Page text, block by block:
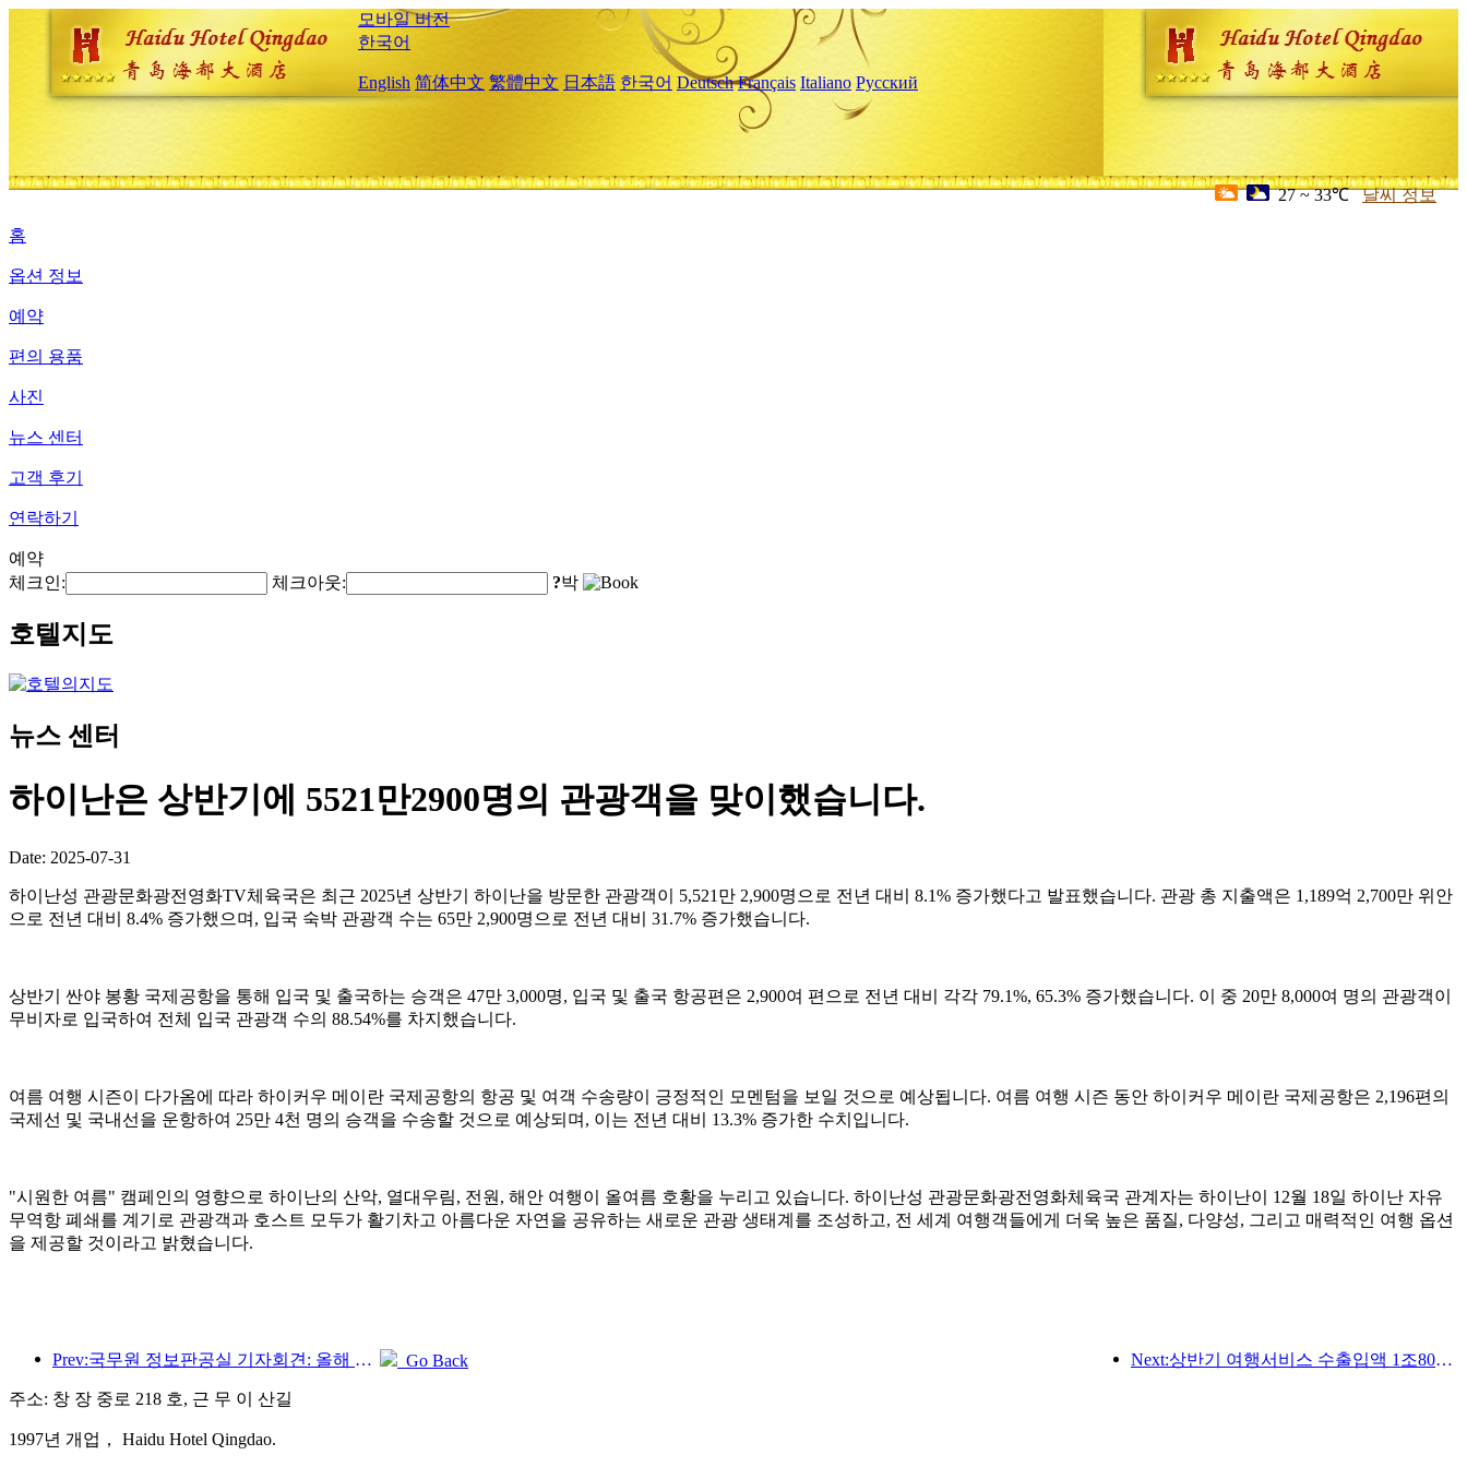
모바일 버전
한국어
English 简体中文 繁體中文 日本語 한국어 Deutsch Français Italiano Русский
27 ~ 33℃ 날씨 정보
홈
옵션 정보
예약
편의 용품
사진
뉴스 센터
고객 후기
연락하기
예약
체크인:
체크아웃: ?박
호텔지도
뉴스 센터
하이난은 상반기에 5521만2900명의 관광객을 맞이했습니다.
Date: 2025-07-31
하이난성 관광문화광전영화TV체육국은 최근 2025년 상반기 하이난을 방문한 관광객이 5,521만 2,900명으로 전년 대비 8.1% 증가했다고 발표했습니다. 관광 총 지출액은 1,189억 2,700만 위안
으로 전년 대비 8.4% 증가했으며, 입국 숙박 관광객 수는 65만 2,900명으로 전년 대비 31.7% 증가했습니다.
상반기 싼야 봉황 국제공항을 통해 입국 및 출국하는 승객은 47만 3,000명, 입국 및 출국 항공편은 2,900여 편으로 전년 대비 각각 79.1%, 65.3% 증가했습니다. 이 중 20만 8,000여 명의 관광객이
무비자로 입국하여 전체 입국 관광객 수의 88.54%를 차지했습니다.
여름 여행 시즌이 다가옴에 따라 하이커우 메이란 국제공항의 항공 및 여객 수송량이 긍정적인 모멘텀을 보일 것으로 예상됩니다. 여름 여행 시즌 동안 하이커우 메이란 국제공항은 2,196편의
국제선 및 국내선을 운항하여 25만 4천 명의 승객을 수송할 것으로 예상되며, 이는 전년 대비 13.3% 증가한 수치입니다.
"시원한 여름" 캠페인의 영향으로 하이난의 산악, 열대우림, 전원, 해안 여행이 올여름 호황을 누리고 있습니다. 하이난성 관광문화광전영화체육국 관계자는 하이난이 12월 18일 하이난 자유
무역항 폐쇄를 계기로 관광객과 호스트 모두가 활기차고 아름다운 자연을 공유하는 새로운 관광 생태계를 조성하고, 전 세계 여행객들에게 더욱 높은 품질, 다양성, 그리고 매력적인 여행 옵션
을 제공할 것이라고 밝혔습니다.
Prev:국무원 정보판공실 기자회견: 올해 상반기 우리나라 국경 간 여행수입 42% 증가 Next:상반기 여행서비스 수출입액 1조802억9000만위안 기록
Go Back
주소: 창 장 중로 218 호, 근 무 이 산길
1997년 개업， Haidu Hotel Qingdao.